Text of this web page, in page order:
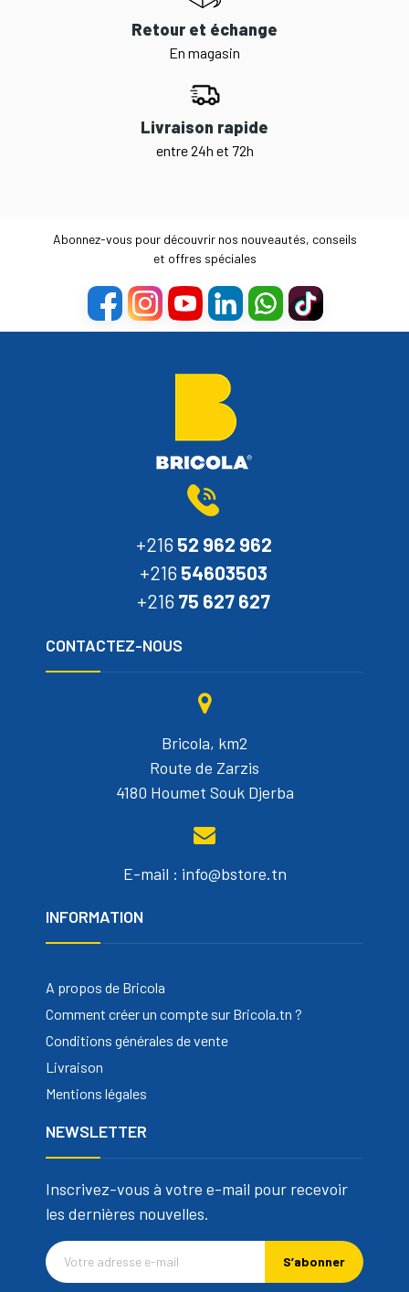
Retour et échange
En magasin
Livraison rapide
entre 24h et 72h
Abonnez-vous pour découvrir nos nouveautés, conseils
et offres spéciales
+216 52 962 962
+216 54603503
+216 75 627 627
CONTACTEZ-NOUS
Bricola, km2
Route de Zarzis
4180 Houmet Souk Djerba
E-mail : info@bstore.tn
INFORMATION
A propos de Bricola
Comment créer un compte sur Bricola.tn ?
Conditions générales de vente
Livraison
Mentions légales
NEWSLETTER
Inscrivez-vous à votre e-mail pour recevoir
les dernières nouvelles.
S’abonner